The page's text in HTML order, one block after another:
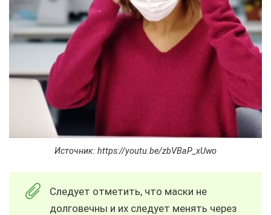
Источник: https://youtu.be/zbVBaP_xUwo
Следует отметить, что маски не
долговечны и их следует менять через